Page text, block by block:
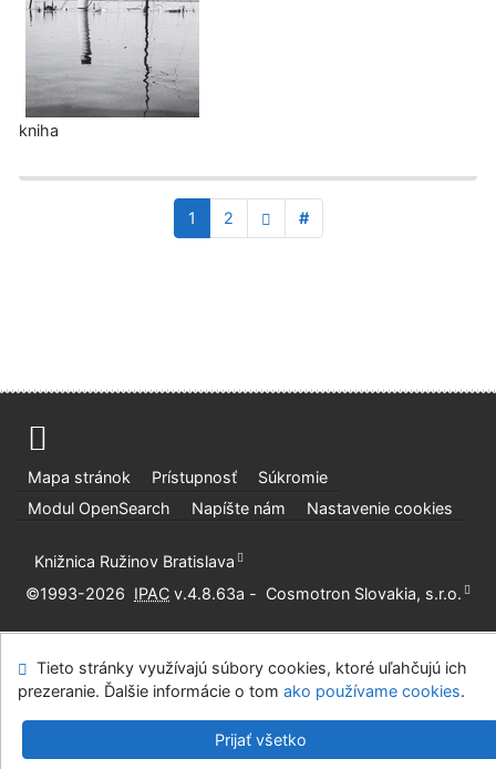
kniha
1 2 #
Mapa stránok Prístupnosť
Súkromie
Modul OpenSearch
Napíšte nám Nastavenie cookies
Knižnica Ružinov Bratislava
©1993-2026 IPAC v.4.8.63a - Cosmotron Slovakia, s.r.o.
Tieto stránky využívajú súbory cookies, ktoré uľahčujú ich
prezeranie. Ďalšie informácie o tom ako používame cookies.
Prijať všetko